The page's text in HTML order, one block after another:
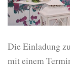
Die Einladung
mit einem